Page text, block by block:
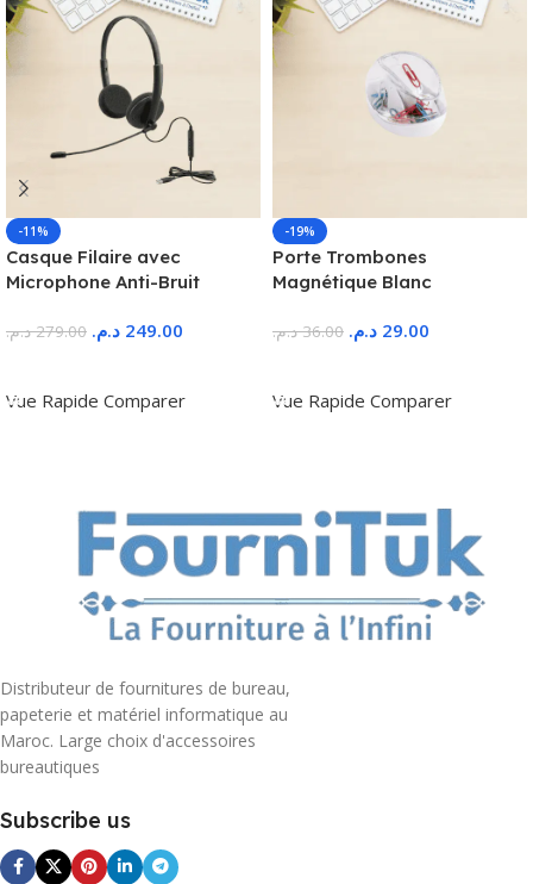
-11%
Casque Filaire avec
Microphone Anti-Bruit
279.00 د.م. 249.00 د.م.
Vue Rapide Comparer
-19%
Porte Trombones
Magnétique Blanc
36.00 د.م. 29.00 د.م.
Vue Rapide Comparer
Distributeur de fournitures de bureau,
papeterie et matériel informatique au
Maroc. Large choix d'accessoires
bureautiques
Subscribe us